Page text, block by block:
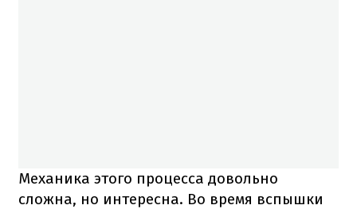
Механика этого процесса довольно
сложна, но интересна. Во время вспышки